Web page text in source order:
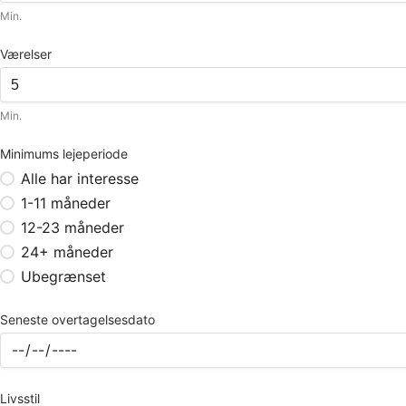
Min.
Værelser
Min.
Minimums lejeperiode
Alle har interesse
1-11 måneder
12-23 måneder
24+ måneder
Ubegrænset
Seneste overtagelsesdato
Livsstil